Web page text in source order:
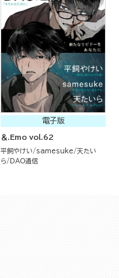
電子版
＆.Emo vol.62
平飼やけい samesuke
天たい
ら
DAO通信